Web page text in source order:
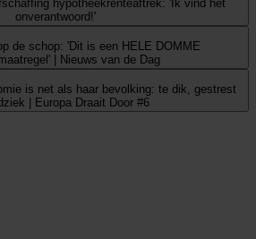
hypotheekrenteaftrek: 'Ik vind het
onverantwoord!'
de schop: 'Dit is een HELE DOMME
| Nieuws van de Dag
is net als haar bevolking: te dik, gestrest
| Europa Draait Door #6